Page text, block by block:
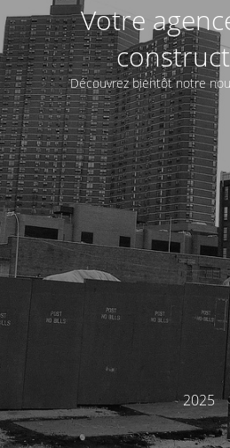
Votre
Découvrez bientôt notre
2025